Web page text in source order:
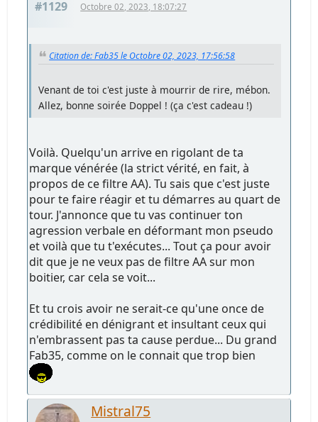
#1129 Octobre 02, 2023, 18:07:27
Citation de: Fab35 le Octobre 02, 2023, 17:56:58
Venant de toi c'est juste à mourrir de rire, mébon.
Allez, bonne soirée Doppel ! (ça c'est cadeau !)
Voilà. Quelqu'un arrive en rigolant de ta
marque vénérée (la strict vérité, en fait, à
propos de ce filtre AA). Tu sais que c'est juste
pour te faire réagir et tu démarres au quart de
tour. J'annonce que tu vas continuer ton
agression verbale en déformant mon pseudo
et voilà que tu t'exécutes... Tout ça pour avoir
dit que je ne veux pas de filtre AA sur mon
boitier, car cela se voit...
Et tu crois avoir ne serait-ce qu'une once de
crédibilité en dénigrant et insultant ceux qui
n'embrassent pas ta cause perdue... Du grand
Fab35, comme on le connait que trop bien
Mistral75